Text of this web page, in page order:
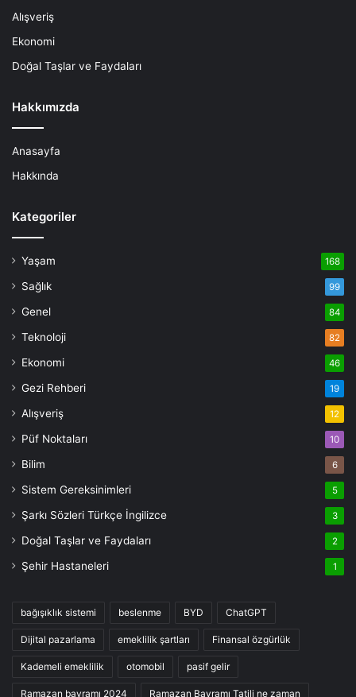
Alışveriş
Ekonomi
Doğal Taşlar ve Faydaları
Hakkımızda
Anasayfa
Hakkında
Kategoriler
Yaşam 168
Sağlık 99
Genel 84
Teknoloji 82
Ekonomi 46
Gezi Rehberi 19
Alışveriş 12
Püf Noktaları 10
Bilim 6
Sistem Gereksinimleri 5
Şarkı Sözleri Türkçe İngilizce 3
Doğal Taşlar ve Faydaları 2
Şehir Hastaneleri 1
bağışıklık sistemi beslenme BYD ChatGPT
Dijital pazarlama emeklilik şartları Finansal özgürlük
Kademeli emeklilik otomobil pasif gelir
Ramazan bayramı 2024 Ramazan Bayramı Tatili ne zaman